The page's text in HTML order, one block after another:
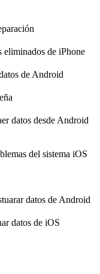
eliminados de iPhone
de Android
datos desde Android
del sistema iOS
datos de Android
datos de iOS